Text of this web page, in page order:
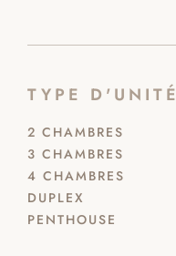
TYPE D'UNITÉ
2 CHAMBRES
3 CHAMBRES
4 CHAMBRES
DUPLEX
PENTHOUSE